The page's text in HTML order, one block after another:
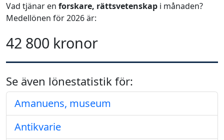
Vad tjänar en forskare, rättsvetenskap i månaden?
Medellönen för 2026 är:
42 800 kronor
Se även lönestatistik för:
Amanuens, museum
Antikvarie